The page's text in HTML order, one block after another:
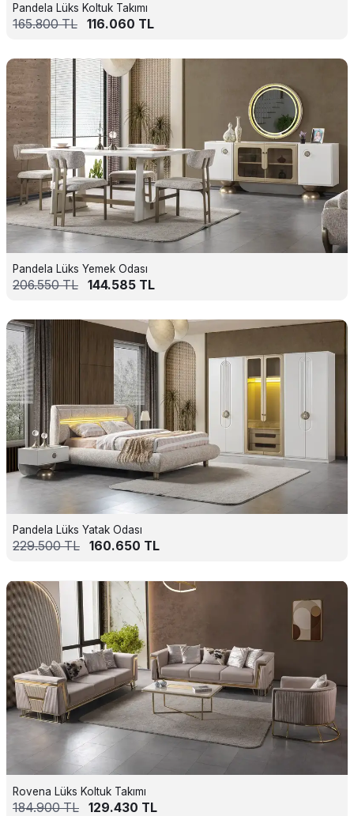
Pandela Lüks Koltuk Takımı
165.800TL 116.060 TL
Pandela Lüks Yemek Odası
206.550TL 144.585 TL
Pandela Lüks Yatak Odası
229.500TL 160.650 TL
Rovena Lüks Koltuk Takımı
184.900TL 129.430 TL